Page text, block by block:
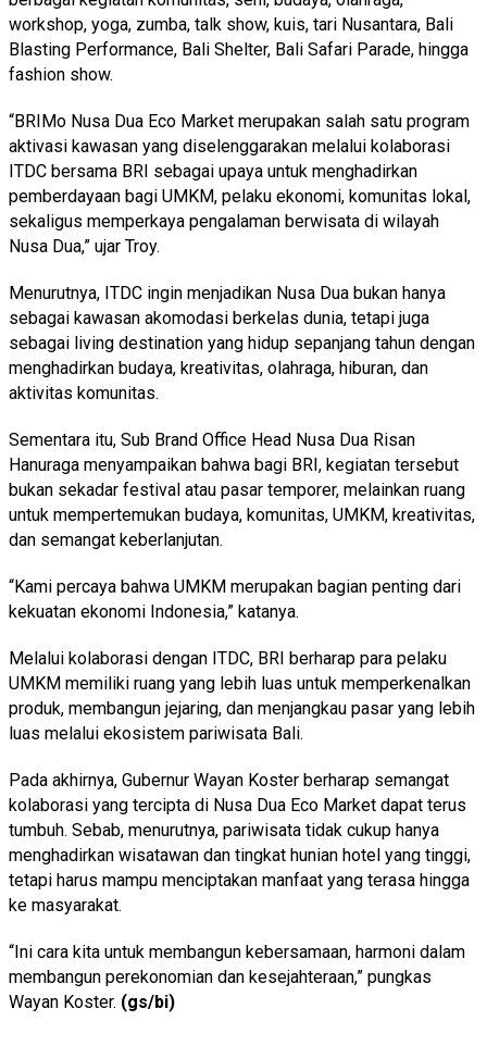
workshop, yoga, zumba, talk show, kuis, tari Nusantara, Bali
Blasting Performance, Bali Shelter, Bali Safari Parade, hingga
fashion show.
“BRIMo Nusa Dua Eco Market merupakan salah satu program
aktivasi kawasan yang diselenggarakan melalui kolaborasi
ITDC bersama BRI sebagai upaya untuk menghadirkan
pemberdayaan bagi UMKM, pelaku ekonomi, komunitas lokal,
sekaligus memperkaya pengalaman berwisata di wilayah
Nusa Dua,” ujar Troy.
Menurutnya, ITDC ingin menjadikan Nusa Dua bukan hanya
sebagai kawasan akomodasi berkelas dunia, tetapi juga
sebagai living destination yang hidup sepanjang tahun dengan
menghadirkan budaya, kreativitas, olahraga, hiburan, dan
aktivitas komunitas.
Sementara itu, Sub Brand Office Head Nusa Dua Risan
Hanuraga menyampaikan bahwa bagi BRI, kegiatan tersebut
bukan sekadar festival atau pasar temporer, melainkan ruang
untuk mempertemukan budaya, komunitas, UMKM, kreativitas,
dan semangat keberlanjutan.
“Kami percaya bahwa UMKM merupakan bagian penting dari
kekuatan ekonomi Indonesia,” katanya.
Melalui kolaborasi dengan ITDC, BRI berharap para pelaku
UMKM memiliki ruang yang lebih luas untuk memperkenalkan
produk, membangun jejaring, dan menjangkau pasar yang lebih
luas melalui ekosistem pariwisata Bali.
Pada akhirnya, Gubernur Wayan Koster berharap semangat
kolaborasi yang tercipta di Nusa Dua Eco Market dapat terus
tumbuh. Sebab, menurutnya, pariwisata tidak cukup hanya
menghadirkan wisatawan dan tingkat hunian hotel yang tinggi,
tetapi harus mampu menciptakan manfaat yang terasa hingga
ke masyarakat.
“Ini cara kita untuk membangun kebersamaan, harmoni dalam
membangun perekonomian dan kesejahteraan,” pungkas
Wayan Koster. (gs/bi)